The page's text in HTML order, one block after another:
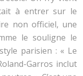
à entrer sur le
non officiel, une
le souligne le
parisien : « Le
Garros inclut